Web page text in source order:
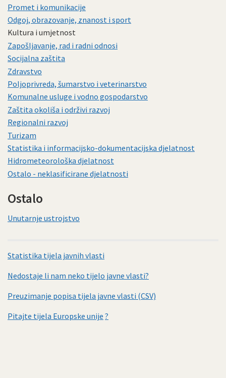
Promet i komunikacije
Odgoj, obrazovanje, znanost i sport
Kultura i umjetnost
Zapošljavanje, rad i radni odnosi
Socijalna zaštita
Zdravstvo
Poljoprivreda, šumarstvo i veterinarstvo
Komunalne usluge i vodno gospodarstvo
Zaštita okoliša i održivi razvoj
Regionalni razvoj
Turizam
Statistika i informacijsko-dokumentacijska djelatnost
Hidrometeorološka djelatnost
Ostalo - neklasificirane djelatnosti
Ostalo
Unutarnje ustrojstvo
Statistika tijela javnih vlasti
Nedostaje li nam neko tijelo javne vlasti?
Preuzimanje popisa tijela javne vlasti (CSV)
Pitajte tijela Europske unije ?